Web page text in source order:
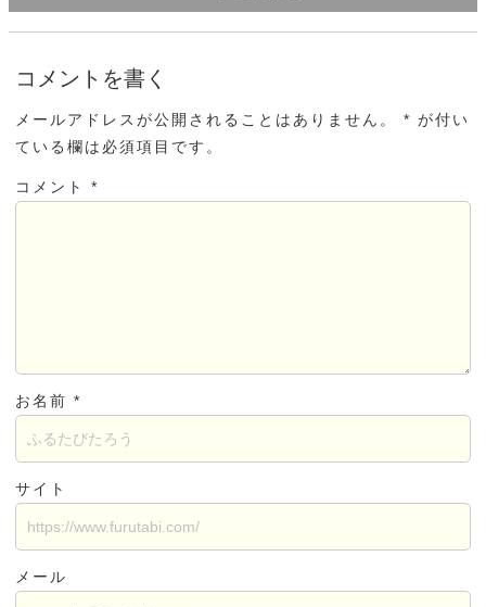
コメントを書く
メールアドレスが公開されることはありません。 * が付い
ている欄は必須項目です。
コメント *
お名前 *
サイト
メール